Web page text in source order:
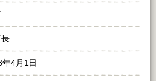
年4月1日